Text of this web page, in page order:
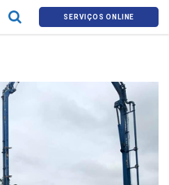
SERVIÇOS ONLINE